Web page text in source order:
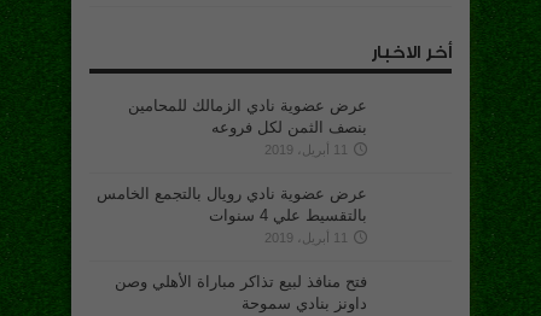
أخر الاخبار
عرض عضوية نادي الزمالك للمحامين
بنصف الثمن لكل فروعه
11 أبريل، 2019
عرض عضوية نادي رويال بالتجمع الخامس
بالتقسيط علي 4 سنوات
11 أبريل، 2019
فتح منافذ لبيع تذاكر مباراة الأهلي وصن
داونز بنادي سموحة